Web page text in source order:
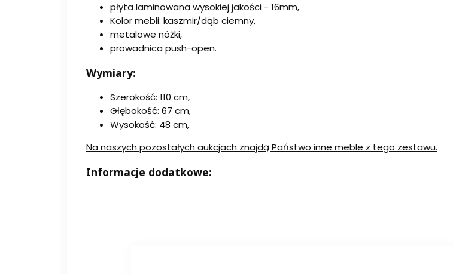
płyta laminowana wysokiej jakości - 16mm,
Kolor mebli: kaszmir/dąb ciemny,
metalowe nóżki,
prowadnica push-open.
Wymiary:
Szerokość: 110 cm,
Głębokość: 67 cm,
Wysokość: 48 cm,
Na naszych pozostałych aukcjach znajdą Państwo inne meble z tego zestawu.
Informacje dodatkowe: